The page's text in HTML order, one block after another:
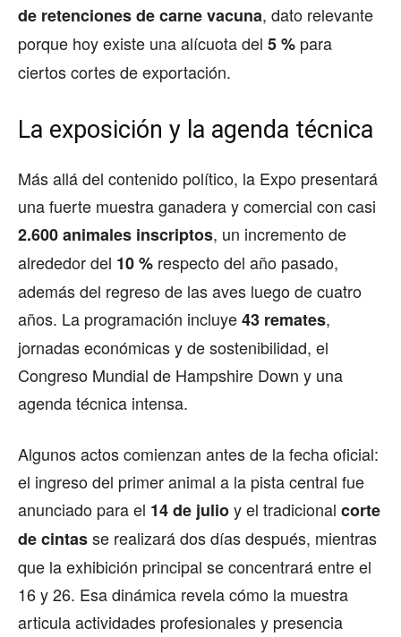
de retenciones de carne vacuna, dato relevante
porque hoy existe una alícuota del 5 % para
ciertos cortes de exportación.
La exposición y la agenda técnica
Más allá del contenido político, la Expo presentará
una fuerte muestra ganadera y comercial con casi
2.600 animales inscriptos, un incremento de
alrededor del 10 % respecto del año pasado,
además del regreso de las aves luego de cuatro
años. La programación incluye43 remates,
jornadas económicas y de sostenibilidad, el
Congreso Mundial de Hampshire Down y una
agenda técnica intensa.
Algunos actos comienzan antes de la fecha oficial:
el ingreso del primer animal a la pista central fue
anunciado para el 14 de julioy el tradicional corte
de cintasse realizará dos días después, mientras
que la exhibición principal se concentrará entre el
16 y 26. Esa dinámica revela cómo la muestra
articula actividades profesionales y presencia